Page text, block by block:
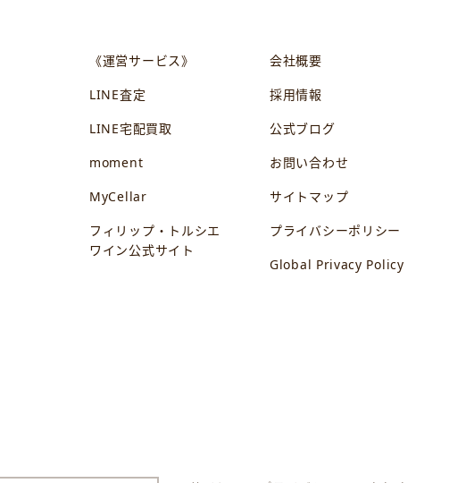
《運営サービス》
LINE査定
LINE宅配買取
moment
MyCellar
フィリップ・トルシエ
ワイン公式サイト
会社概要
採用情報
公式ブログ
お問い合わせ
サイトマップ
プライバシーポリシー
Global Privacy Policy